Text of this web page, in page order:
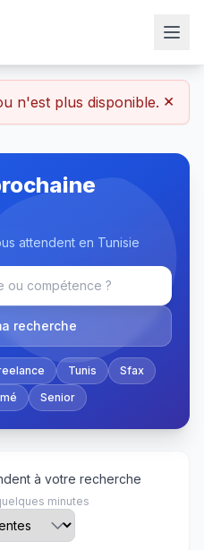
n'est plus disponible. ×
attendent en Tunisie
recherche
Tunis
Sfax
Senior
à votre recherche
minutes